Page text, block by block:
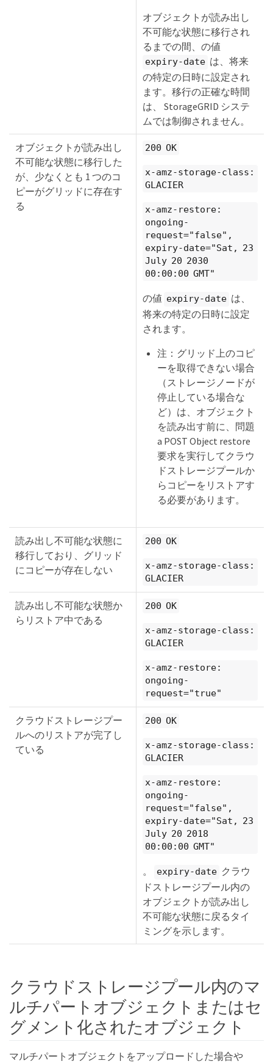
オブジェクトが読み出し
不可能な状態に移行され
るまでの間、の値
expiry-date は、将来
の特定の日時に設定され
ます。移行の正確な時間
は、 StorageGRID システ
ムでは制御されません。
オブジェクトが読み出し
不可能な状態に移行した
が、少なくとも 1 つのコ
ピーがグリッドに存在す
る
200 OK
x-amz-storage-class:
GLACIER
x-amz-restore:
ongoing-
request="false",
expiry-date="Sat, 23
July 20 2030
00:00:00 GMT"
の値 expiry-date は、
将来の特定の日時に設定
されます。
注：グリッド上のコピ
ーを取得できない場合
（ストレージノードが
停止している場合な
ど）は、オブジェクト
を読み出す前に、問題
a POST Object restore
要求を実行してクラウ
ドストレージプールか
らコピーをリストアす
る必要があります。
読み出し不可能な状態に
移行しており、グリッド
にコピーが存在しない
200 OK
x-amz-storage-class:
GLACIER
読み出し不可能な状態か
らリストア中である
200 OK
x-amz-storage-class:
GLACIER
x-amz-restore:
ongoing-
request="true"
クラウドストレージプー
ルへのリストアが完了し
ている
200 OK
x-amz-storage-class:
GLACIER
x-amz-restore:
ongoing-
request="false",
expiry-date="Sat, 23
July 20 2018
00:00:00 GMT"
。 expiry-date クラウ
ドストレージプール内の
オブジェクトが読み出し
不可能な状態に戻るタイ
ミングを示します。
クラウドストレージプール内のマ
ルチパートオブジェクトまたはセ
グメント化されたオブジェクト
マルチパートオブジェクトをアップロードした場合や